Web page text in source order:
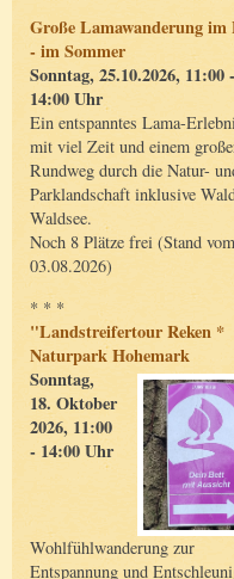
Große Lamawanderung im
- im Sommer
Sonntag, 25.10.2026, 11:00 -
14:00 Uhr
Ein entspanntes Lama-
mit viel Zeit und einem
Rundweg durch die Natur-
Parklandschaft inklusive
Waldsee.
Noch 8 Plätze frei (Stand vom
03.08.2026)
* * *
"Landstreifertour Reken *
Naturpark Hohemark
Sonntag,
18. Oktober
2026, 11:00
- 14:00 Uhr
Wohlfühlwanderung zur
Entspannung und